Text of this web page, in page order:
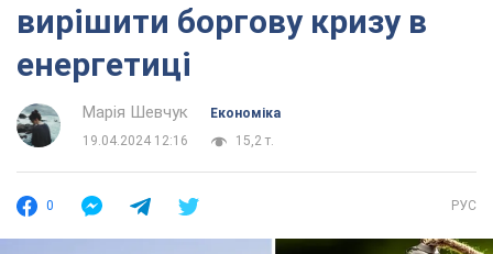
вирішити боргову кризу в
енергетиці
Марія Шевчук
Економіка
19.04.2024 12:16
15,2 т.
0 РУС